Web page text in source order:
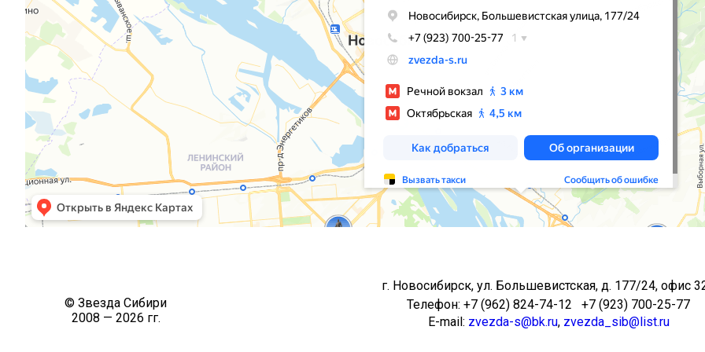
© Звезда Сибири
2008 — 2026 гг.
г. Новосибирск, ул. Большевистская, д. 177/24, офис
Телефон: +7 (962) 824-74-12 +7 (923) 700-25-77
E-mail: zvezda-s@bk.ru, zvezda_sib@list.ru